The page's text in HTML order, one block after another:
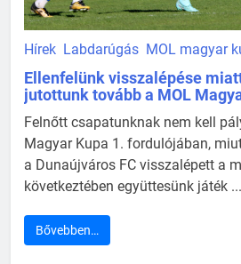
Hírek Labdarúgás MOL magyar
Ellenfelünk visszalépése
jutottunk tovább a MOL
Felnőtt csapatunknak nem kell
Magyar Kupa 1. fordulójában,
a Dunaújváros FC visszalépett a
következtében együttesünk játék ...
Bővebben…